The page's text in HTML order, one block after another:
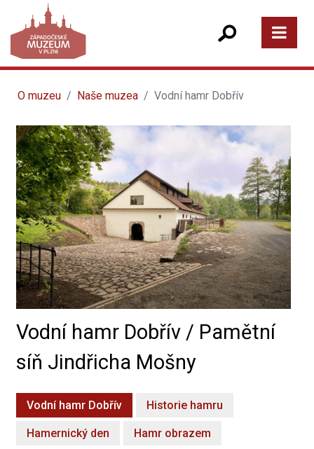
O muzeu Naše muzea Vodní hamr Dobřív
Vodní hamr Dobřív / Pamětní
síň Jindřicha Mošny
Vodní hamr Dobřív Historie hamru
Hamernický den Hamr obrazem